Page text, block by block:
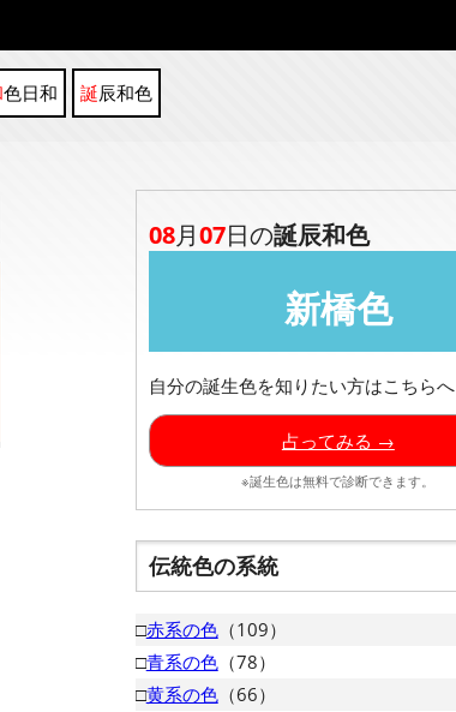
和色日和 誕辰和色
08月07日の誕辰和色
新橋色
自分の誕生色を知りたい方はこちらへ
占ってみる →
※誕生色は無料で診断できます。
伝統色の系統
□赤系の色（109）
□青系の色（78）
□黄系の色（66）